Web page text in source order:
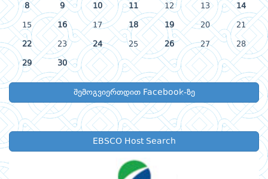
8 9 10 11 12 13 14
15 16 17 18 19 20 21
22 23 24 25 26 27 28
29 30
შემოგვიერთდით Facebook-ზე
EBSCO Host Search